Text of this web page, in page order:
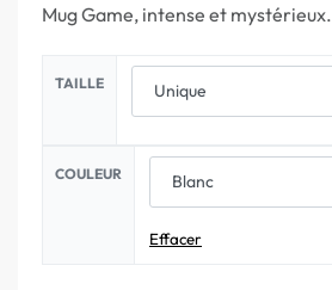
Mug Game, intense et mystérieux.
TAILLE
COULEUR
Effacer